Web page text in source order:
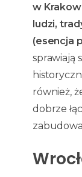
w
ludzi,
(esencja
sprawiają
również,
dobrze